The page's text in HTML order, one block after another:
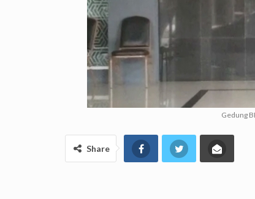
Gedung
Share